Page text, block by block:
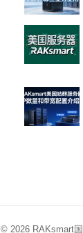
© 2026 RAKsmart